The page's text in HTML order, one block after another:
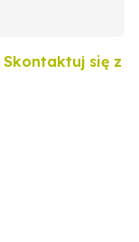
Skontaktuj się z